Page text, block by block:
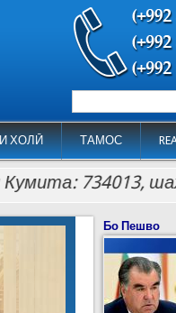
ХОЛӢ ТАМОС
Форма
734013, шаҳри
Бо Пешво